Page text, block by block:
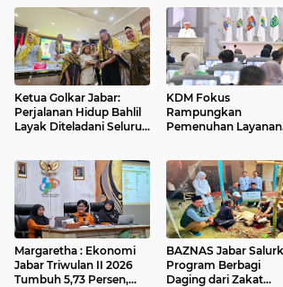
Ketua Golkar Jabar:
Perjalanan Hidup Bahlil
Layak Diteladani Seluruh
KDM Fokus
Rampungkan
Pemenuhan Layanan
Margaretha : Ekonomi
Jabar Triwulan II 2026
Tumbuh 5,73 Persen,
BAZNAS Jabar Salurkan
Program Berbagi
Daging dari Zakat